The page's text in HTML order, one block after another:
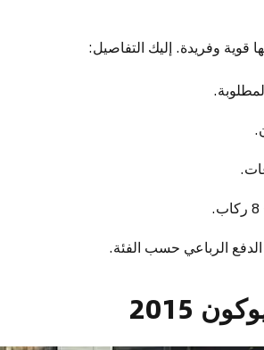
الدفع الرباعي حسب الفئة.
2015